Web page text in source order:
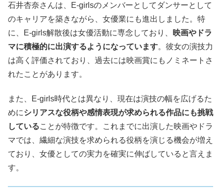
石井杏奈さんは、E-girlsのメンバーとしてダンサーとして
のキャリアを築きながら、女優業にも進出しました。特
に、E-girls解散後は女優活動に専念しており、
映画やドラ
マに積極的に出演するようになっています。彼女の演技力
は高く評価されており、過去には映画賞にもノミネートさ
れたことがあります。
また、E-girls時代とは異なり、現在は演技の幅を広げるた
めにシリアスな役柄や感情表現が求められる作品にも挑戦
していることが特徴です。これまでに出演した映画やドラ
マでは、繊細な演技を求められる役柄を演じる機会が増え
ており、女優としての実力を確実に伸ばしていると言えま
す。